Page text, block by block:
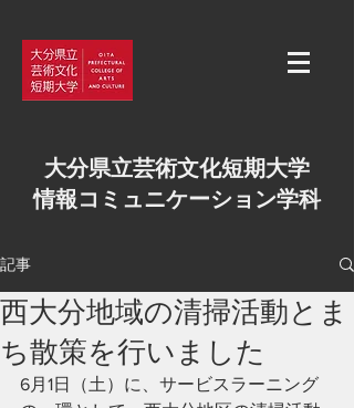
大分県立芸術文化短期大学
情報コミュニケーション学科
記事
西大分地域の清掃活動とま
ち散策を行いました
6月1日（土）に、サービスラーニング